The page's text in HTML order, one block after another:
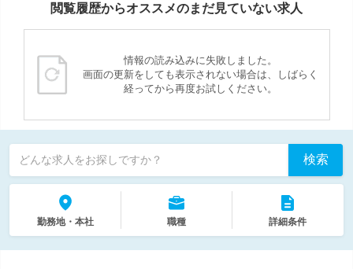
閲覧履歴からオススメのまだ見ていない求人
情報の読み込みに失敗しました。
画面の更新をしても表示されない場合は、しばらく
経ってから再度お試しください。
どんな求人をお探しですか？ 検索
勤務地・本社 職種 詳細条件